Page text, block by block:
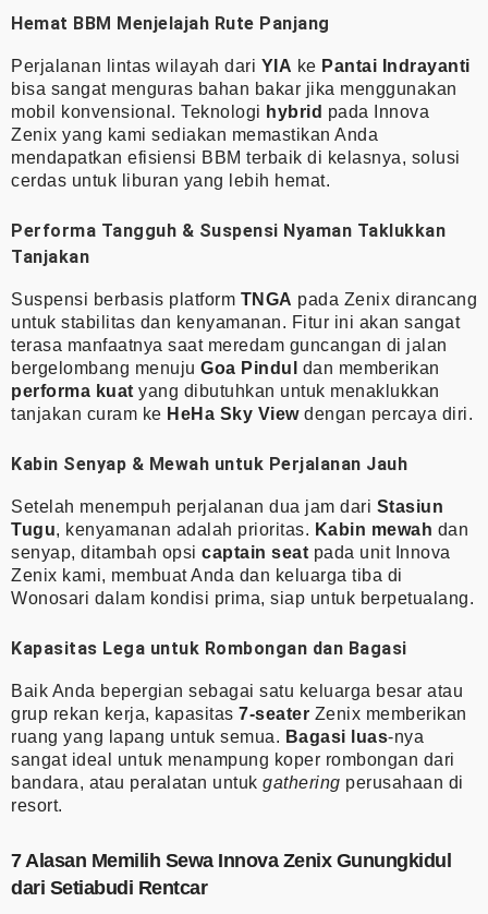
Hemat BBM Menjelajah Rute Panjang
Perjalanan lintas wilayah dari YIA ke Pantai Indrayanti
bisa sangat menguras bahan bakar jika menggunakan
mobil konvensional. Teknologi hybrid pada Innova
Zenix yang kami sediakan memastikan Anda
mendapatkan efisiensi BBM terbaik di kelasnya, solusi
cerdas untuk liburan yang lebih hemat.
Performa Tangguh & Suspensi Nyaman Taklukkan
Tanjakan
Suspensi berbasis platform TNGA pada Zenix dirancang
untuk stabilitas dan kenyamanan. Fitur ini akan sangat
terasa manfaatnya saat meredam guncangan di jalan
bergelombang menuju Goa Pindul
dan memberikan
performa kuat yang dibutuhkan untuk menaklukkan
tanjakan curam ke HeHa Sky Viewdengan percaya diri.
Kabin Senyap & Mewah untuk Perjalanan Jauh
Setelah menempuh perjalanan dua jam dari Stasiun
Tugu, kenyamanan adalah prioritas. Kabin mewah dan
senyap, ditambah opsi captain seat pada unit Innova
Zenix kami, membuat Anda dan keluarga tiba di
Wonosari dalam kondisi prima, siap untuk berpetualang.
Kapasitas Lega untuk Rombongan dan Bagasi
Baik Anda bepergian sebagai satu keluarga besar atau
grup rekan kerja, kapasitas 7-seater Zenix memberikan
ruang yang lapang untuk semua. Bagasi luas-nya
sangat ideal untuk menampung koper rombongan dari
bandara, atau peralatan untuk gathering perusahaan di
resort.
7 Alasan Memilih Sewa Innova Zenix Gunungkidul
dari Setiabudi Rentcar